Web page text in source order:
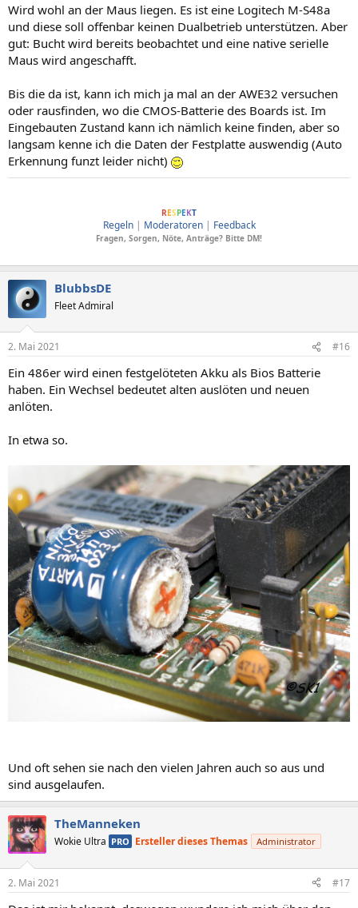
Wird wohl an der Maus liegen. Es ist eine Logitech M-S48a
und diese soll offenbar keinen Dualbetrieb unterstützen. Aber
gut: Bucht wird bereits beobachtet und eine native serielle
Maus wird angeschafft.
Bis die da ist, kann ich mich ja mal an der AWE32 versuchen
oder rausfinden, wo die CMOS-Batterie des Boards ist. Im
Eingebauten Zustand kann ich nämlich keine finden, aber so
langsam kenne ich die Daten der Festplatte auswendig (Auto
Erkennung funzt leider nicht)
RESPEKT
Regeln| Moderatoren| Feedback
Fragen, Sorgen, Nöte, Anträge? Bitte DM!
BlubbsDE
Fleet Admiral
2. Mai 2021 #16
Ein 486er wird einen festgelöteten Akku als Bios Batterie
haben. Ein Wechsel bedeutet alten auslöten und neuen
anlöten.
In etwa so.
Und oft sehen sie nach den vielen Jahren auch so aus und
sind ausgelaufen.
TheManneken
Wokie Ultra PRO Ersteller dieses Themas Administrator
2. Mai 2021 #17